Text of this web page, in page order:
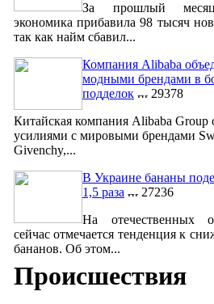
За прошлый месяц
экономика прибавила 98 тысяч
так как найм сбавил...
Компания Alibaba
модными брендами в
подделок
29378
Китайская компания Alibaba
усилиями с мировыми брендами
Givenchy,...
В Украине бананы
1,5 раза
27236
На отечественных
сейчас отмечается тенденция к
бананов. Об этом...
Происшествия